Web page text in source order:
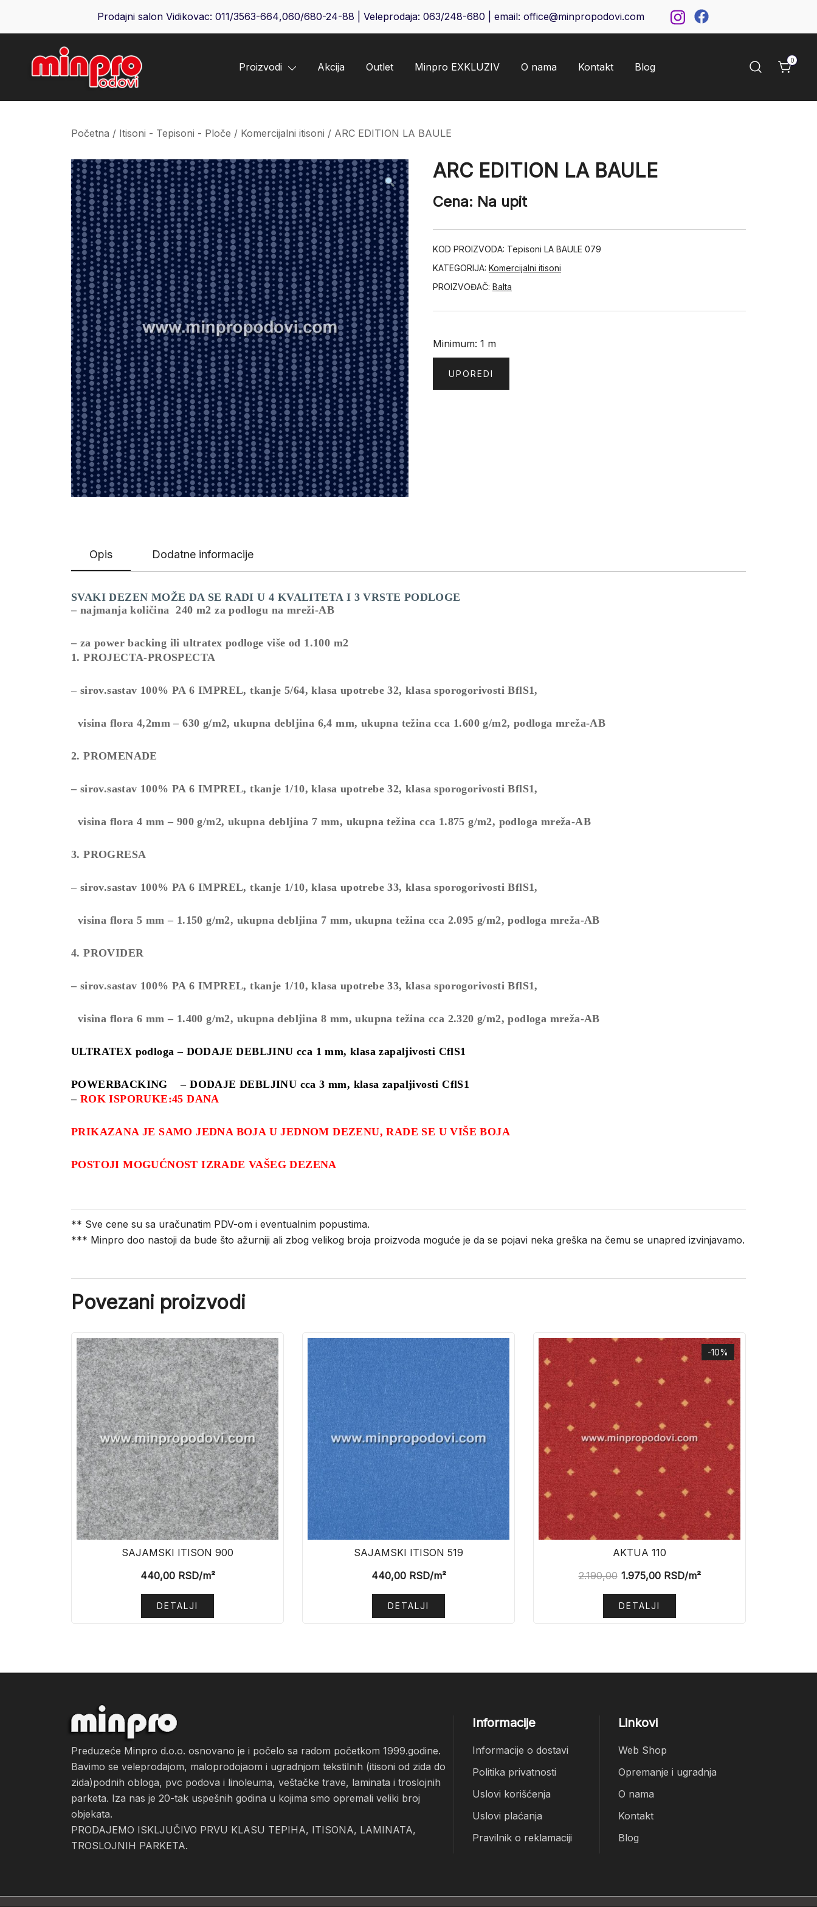
Prodajni salon Vidikovac: 011/3563-664,060/680-24-88 | Veleprodaja: 063/248-680 | email: office@minpropodovi.com
Minpro podovi
Proizvodi Akcija Outlet Minpro EXKLUZIV O nama Kontakt Blog
0
Početna / Itisoni - Tepisoni - Ploče / Komercijalni itisoni / ARC EDITION LA BAULE
ARC EDITION LA BAULE
Cena: Na upit
KOD PROIZVODA: Tepisoni LA BAULE 079
KATEGORIJA: Komercijalni itisoni
PROIZVOĐAČ: Balta
Minimum: 1 m
UPOREDI
Opis Dodatne informacije
SVAKI DEZEN MOŽE DA SE RADI U 4 KVALITETA I 3 VRSTE PODLOGE
– najmanja količina 240 m2 za podlogu na mreži-AB
– za power backing ili ultratex podloge više od 1.100 m2
1. PROJECTA-PROSPECTA
– sirov.sastav 100% PA 6 IMPREL, tkanje 5/64, klasa upotrebe 32, klasa sporogorivosti BflS1,
visina flora 4,2mm – 630 g/m2, ukupna debljina 6,4 mm, ukupna težina cca 1.600 g/m2, podloga mreža-AB
2. PROMENADE
– sirov.sastav 100% PA 6 IMPREL, tkanje 1/10, klasa upotrebe 32, klasa sporogorivosti BflS1,
visina flora 4 mm – 900 g/m2, ukupna debljina 7 mm, ukupna težina cca 1.875 g/m2, podloga mreža-AB
3. PROGRESA
– sirov.sastav 100% PA 6 IMPREL, tkanje 1/10, klasa upotrebe 33, klasa sporogorivosti BflS1,
visina flora 5 mm – 1.150 g/m2, ukupna debljina 7 mm, ukupna težina cca 2.095 g/m2, podloga mreža-AB
4. PROVIDER
– sirov.sastav 100% PA 6 IMPREL, tkanje 1/10, klasa upotrebe 33, klasa sporogorivosti BflS1,
visina flora 6 mm – 1.400 g/m2, ukupna debljina 8 mm, ukupna težina cca 2.320 g/m2, podloga mreža-AB
ULTRATEX podloga – DODAJE DEBLJINU cca 1 mm, klasa zapaljivosti CflS1
POWERBACKING – DODAJE DEBLJINU cca 3 mm, klasa zapaljivosti CflS1
– ROK ISPORUKE:45 DANA
PRIKAZANA JE SAMO JEDNA BOJA U JEDNOM DEZENU, RADE SE U VIŠE BOJA
POSTOJI MOGUĆNOST IZRADE VAŠEG DEZENA
** Sve cene su sa uračunatim PDV-om i eventualnim popustima.
*** Minpro doo nastoji da bude što ažurniji ali zbog velikog broja proizvoda moguće je da se pojavi neka greška na čemu se unapred izvinjavamo.
Povezani proizvodi
SAJAMSKI ITISON 900
440,00RSD/m²
DETALJI
SAJAMSKI ITISON 519
440,00RSD/m²
DETALJI
-10%
AKTUA 110
2.190,00 1.975,00RSD/m²
DETALJI
Preduzeće Minpro d.o.o. osnovano je i počelo sa radom početkom 1999.godine.
Bavimo se veleprodajom, maloprodojaom i ugradnjom tekstilnih (itisoni od zida do
zida)podnih obloga, pvc podova i linoleuma, veštačke trave, laminata i troslojnih
parketa. Iza nas je 20-tak uspešnih godina u kojima smo opremali veliki broj
objekata.
PRODAJEMO ISKLJUČIVO PRVU KLASU TEPIHA, ITISONA, LAMINATA,
TROSLOJNIH PARKETA.
Informacije
Informacije o dostavi
Politika privatnosti
Uslovi korišćenja
Uslovi plaćanja
Pravilnik o reklamaciji
Linkovi
Web Shop
Opremanje i ugradnja
O nama
Kontakt
Blog